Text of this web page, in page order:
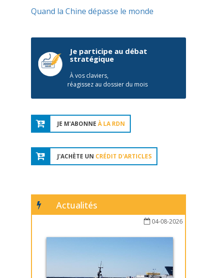
Quand la Chine dépasse le monde
Je participe au débat
stratégique
À vos claviers,
réagissez au dossier du mois
JE M'ABONNE À LA RDN
J'ACHÈTE UN CRÉDIT D'ARTICLES
Actualités
04-08-2026